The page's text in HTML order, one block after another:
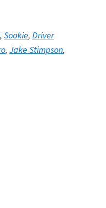
, Sookie, Driver
, Jake Stimpson,